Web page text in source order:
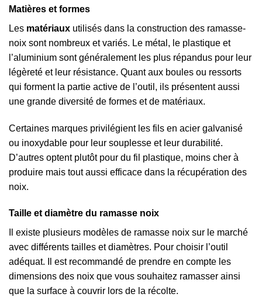
Matières et formes
Les matériaux utilisés dans la construction des ramasse-
noix sont nombreux et variés. Le métal, le plastique et
l’aluminium sont généralement les plus répandus pour leur
légèreté et leur résistance. Quant aux boules ou ressorts
qui forment la partie active de l’outil, ils présentent aussi
une grande diversité de formes et de matériaux.
Certaines marques privilégient les fils en acier galvanisé
ou inoxydable pour leur souplesse et leur durabilité.
D’autres optent plutôt pour du fil plastique, moins cher à
produire mais tout aussi efficace dans la récupération des
noix.
Taille et diamètre du ramasse noix
Il existe plusieurs modèles de ramasse noix sur le marché
avec différents tailles et diamètres. Pour choisir l’outil
adéquat. Il est recommandé de prendre en compte les
dimensions des noix que vous souhaitez ramasser ainsi
que la surface à couvrir lors de la récolte.